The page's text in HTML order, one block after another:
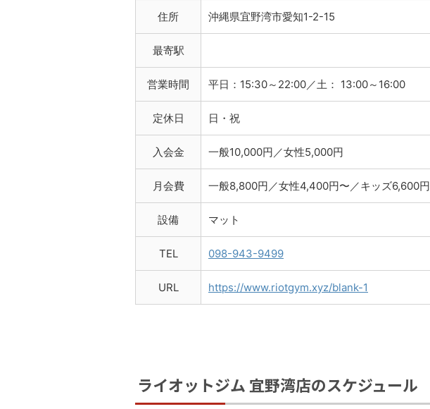
住所 沖縄県宜野湾市愛知1-2-15
最寄駅
営業時間 平日：15:30～22:00／土： 13:00～16:00
定休日 日・祝
入会金 一般10,000円／女性5,000円
月会費 一般8,800円／女性4,400円〜／キッズ6,600円
設備 マット
TEL 098-943-9499
URL https://www.riotgym.xyz/blank-1
ライオットジム 宜野湾店のスケジュール